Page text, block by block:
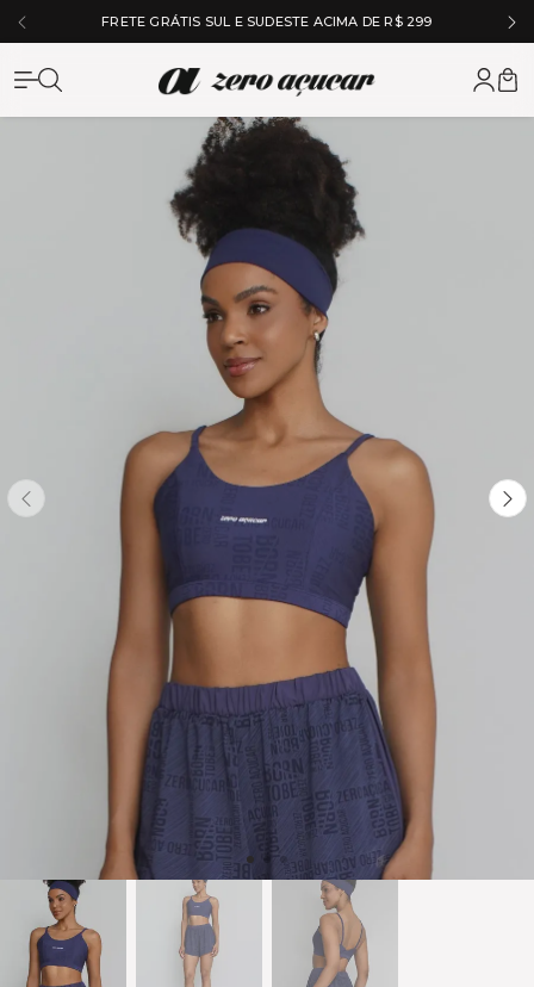
FRETE GRÁTIS SUL E SUDESTE ACIMA DE R$ 299
Zero